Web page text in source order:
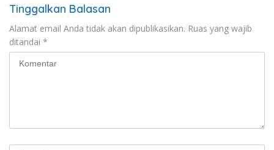
Tinggalkan Balasan
Alamat email Anda tidak akan dipublikasikan. Ruas yang wajib
ditandai *